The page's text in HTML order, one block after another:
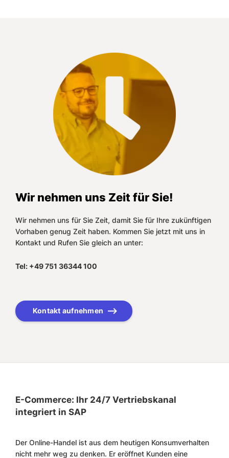
Wir nehmen uns Zeit für Sie!
Wir nehmen uns für Sie Zeit, damit Sie für Ihre zukünftigen
Vorhaben genug Zeit haben. Kommen Sie jetzt mit uns in
Kontakt und Rufen Sie gleich an unter:
Tel: +49 751 36344 100
Kontakt aufnehmen
E-Commerce: Ihr 24/7 Vertriebskanal
integriert in SAP
Der Online-Handel ist aus dem heutigen Konsumverhalten
nicht mehr weg zu denken. Er eröffnet Kunden eine